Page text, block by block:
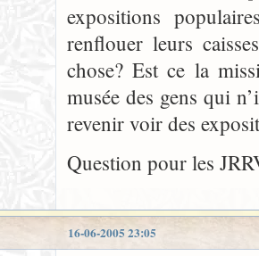
expositions
renflouer leurs
chose? Est ce la
musée des gens qui
revenir voir des
Question pour les
16-06-2005 23:05